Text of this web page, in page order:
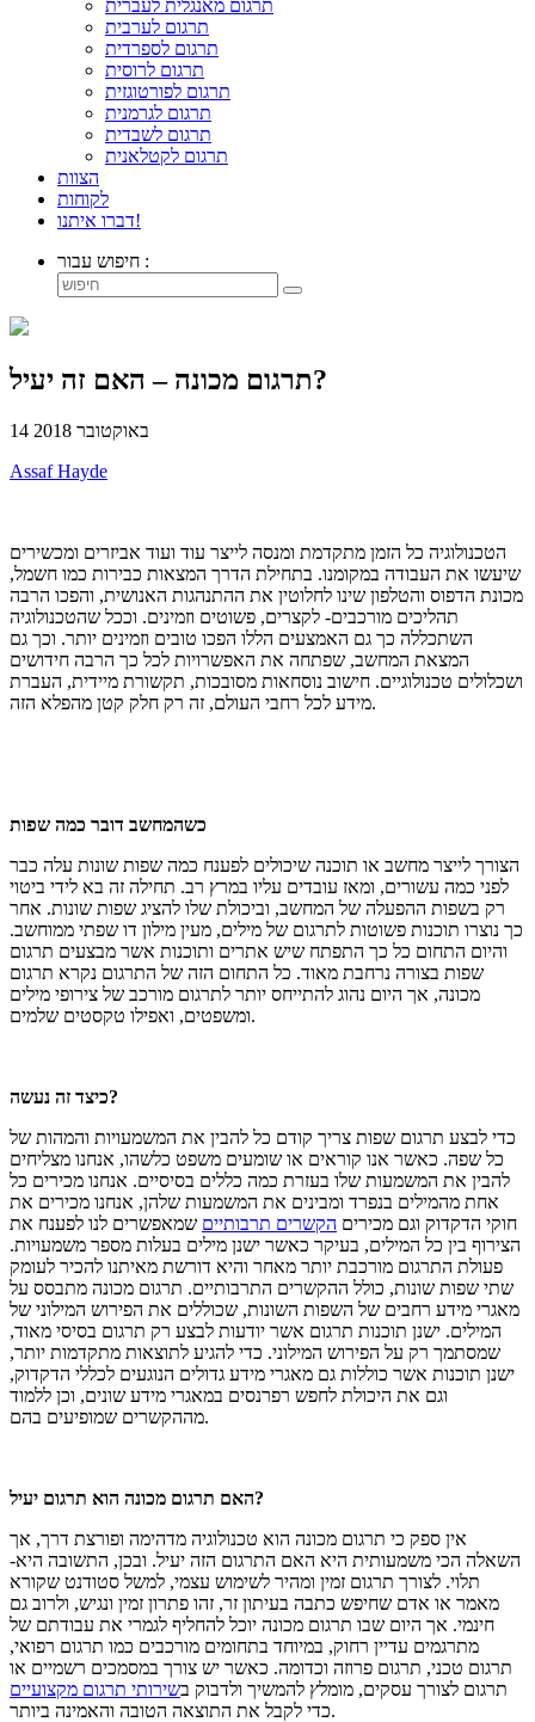
תרגום מאנגלית לעברית
תרגום לערבית
תרגום לספרדית
תרגום לרוסית
תרגום לפורטוגזית
תרגום לגרמנית
תרגום לשבדית
תרגום לקטלאנית
הצוות
לקוחות
דברו איתנו!
חיפוש עבור :
תרגום מכונה – האם זה יעיל?
14 באוקטובר 2018
Assaf Hayde
הטכנולוגיה כל הזמן מתקדמת ומנסה לייצר עוד ועוד אביזרים ומכשירים
שיעשו את העבודה במקומנו. בתחילת הדרך המצאות כבירות כמו חשמל,
מכונת הדפוס והטלפון שינו לחלוטין את ההתנהגות האנושית, והפכו הרבה
תהליכים מורכבים- לקצרים, פשוטים וזמינים. וככל שהטכנולוגיה
השתכללה כך גם האמצעים הללו הפכו טובים וזמינים יותר. וכך גם
המצאת המחשב, שפתחה את האפשרויות לכל כך הרבה חידושים
ושכלולים טכנולוגיים. חישוב נוסחאות מסובכות, תקשורת מיידית, העברת
מידע לכל רחבי העולם, זה רק חלק קטן מהפלא הזה.
כשהמחשב דובר כמה שפות
הצורך לייצר מחשב או תוכנה שיכולים לפענח כמה שפות שונות עלה כבר
לפני כמה עשורים, ומאז עובדים עליו במרץ רב. תחילה זה בא לידי ביטוי
רק בשפות ההפעלה של המחשב, וביכולת שלו להציג שפות שונות. אחר
כך נוצרו תוכנות פשוטות לתרגום של מילים, מעין מילון דו שפתי ממוחשב.
והיום התחום כל כך התפתח שיש אתרים ותוכנות אשר מבצעים תרגום
שפות בצורה נרחבת מאוד. כל התחום הזה של התרגום נקרא תרגום
מכונה, אך היום נהוג להתייחס יותר לתרגום מורכב של צירופי מילים
ומשפטים, ואפילו טקסטים שלמים.
כיצד זה נעשה?
כדי לבצע תרגום שפות צריך קודם כל להבין את המשמעויות והמהות של
כל שפה. כאשר אנו קוראים או שומעים משפט כלשהו, אנחנו מצליחים
להבין את המשמעות שלו בעזרת כמה כללים בסיסיים. אנחנו מכירים כל
אחת מהמילים בנפרד ומבינים את המשמעות שלהן, אנחנו מכירים את
חוקי הדקדוק וגם מכירים הקשרים תרבותיים שמאפשרים לנו לפענח את
הצירוף בין כל המילים, בעיקר כאשר ישנן מילים בעלות מספר משמעויות.
פעולת התרגום מורכבת יותר מאחר והיא דורשת מאיתנו להכיר לעומק
שתי שפות שונות, כולל ההקשרים התרבותיים. תרגום מכונה מתבסס על
מאגרי מידע רחבים של השפות השונות, שכוללים את הפירוש המילוני של
המילים. ישנן תוכנות תרגום אשר יודעות לבצע רק תרגום בסיסי מאוד,
שמסתמך רק על הפירוש המילוני. כדי להגיע לתוצאות מתקדמות יותר,
ישנן תוכנות אשר כוללות גם מאגרי מידע גדולים הנוגעים לכללי הדקדוק,
וגם את היכולת לחפש רפרנסים במאגרי מידע שונים, וכן ללמוד
מההקשרים שמופיעים בהם.
האם תרגום מכונה הוא תרגום יעיל?
אין ספק כי תרגום מכונה הוא טכנולוגיה מדהימה ופורצת דרך, אך
השאלה הכי משמעותית היא האם התרגום הזה יעיל. ובכן, התשובה היא-
תלוי. לצורך תרגום זמין ומהיר לשימוש עצמי, למשל סטודנט שקורא
מאמר או אדם שחיפש כתבה בעיתון זר, זהו פתרון זמין ונגיש, ולרוב גם
חינמי. אך היום שבו תרגום מכונה יוכל להחליף לגמרי את עבודתם של
מתרגמים עדיין רחוק, במיוחד בתחומים מורכבים כמו תרגום רפואי,
תרגום טכני, תרגום פרוזה וכדומה. כאשר יש צורך במסמכים רשמיים או
תרגום לצורך עסקים, מומלץ להמשיך ולדבוק בשירותי תרגום מקצועיים
כדי לקבל את התוצאה הטובה והאמינה ביותר.